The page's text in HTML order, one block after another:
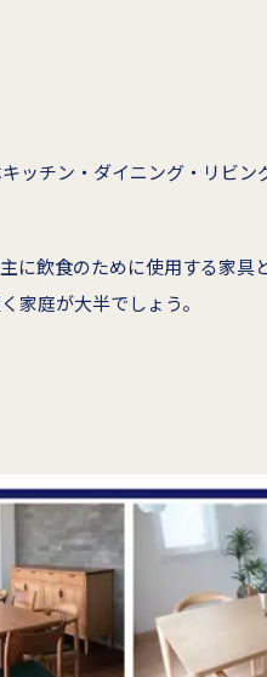
ッチン・ダイニング・リビン
に飲食のために使用する家
家庭が大半でしょう。